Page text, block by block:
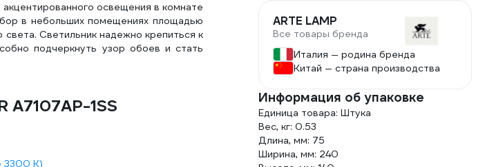
освещения в комнате
в небольших помещениях площадью
Светильник надежно крепиться к
подчеркнуть узор обоев и стать
A7107AP-1SS
3300 К)
ARTE LAMP
Все товары бренда
Италия — родина бренда
Китай — страна производства
Информация об упаковке
Единица товара: Штука
Вес, кг: 0.53
Длина, мм: 75
Ширина, мм: 240